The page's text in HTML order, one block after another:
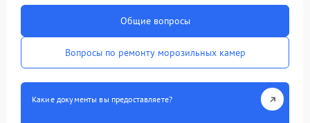
Общие вопросы
Вопросы по ремонту морозильных камер
Какие документы вы предоставляете?